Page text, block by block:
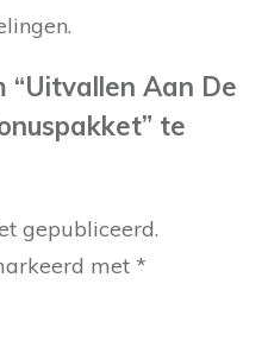
“Uitvallen Aan De
te
gepubliceerd.
met *